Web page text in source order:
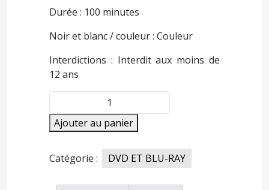
Durée : 100 minutes
Noir et blanc / couleur : Couleur
Interdictions : Interdit aux moins de
12 ans
de
UN
EXPLOSIF
Ajouter au panier
Catégorie : DVD ET BLU-RAY